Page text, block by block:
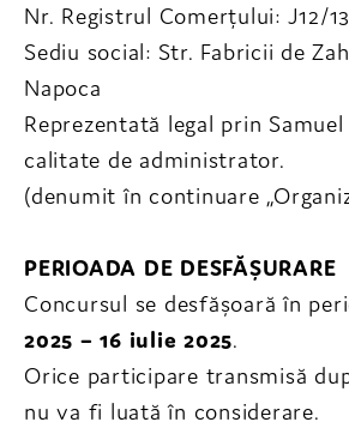
Nr. Registrul Comerțului: J12/
Sediu social: Str. Fabricii de
Napoca
Reprezentată legal prin Samuel
calitate de administrator.
(denumit în continuare
PERIOADA DE DESFĂȘURARE
Concursul se desfășoară în
2025 – 16 iulie 2025.
Orice participare transmisă
nu va fi luată în considerare.